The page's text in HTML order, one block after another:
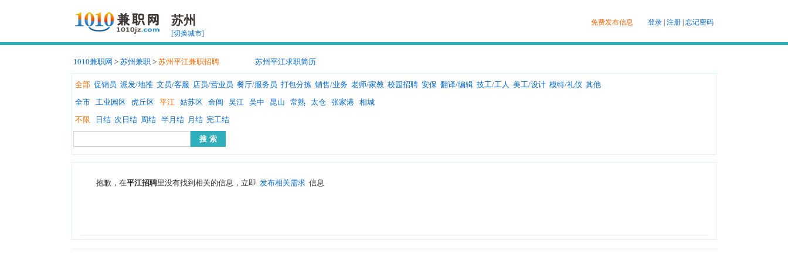
苏州
[切换城市]
免费发布信息 登录| 注册| 忘记密码
1010兼职网 > 苏州兼职 > 苏州平江兼职招聘 苏州平江求职简历
全部 促销员 派发/地推 文员/客服 店员/营业员 餐厅/服务员 打包分拣 销售/业务 老师/家教 校园招聘 安保 翻译/编辑 技工/工人 美工/设计 模特/礼仪 其他
全市
工业园区 虎丘区 平江 姑苏区 金阊 吴江 吴中 昆山 常熟 太仓 张家港
相城
不限
日结 次日结 周结 半月结 月结 完工结
抱歉，在平江招聘里没有找到相关的信息，立即 发布相关需求 信息